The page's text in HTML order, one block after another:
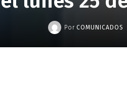
Por COMUNICADOS